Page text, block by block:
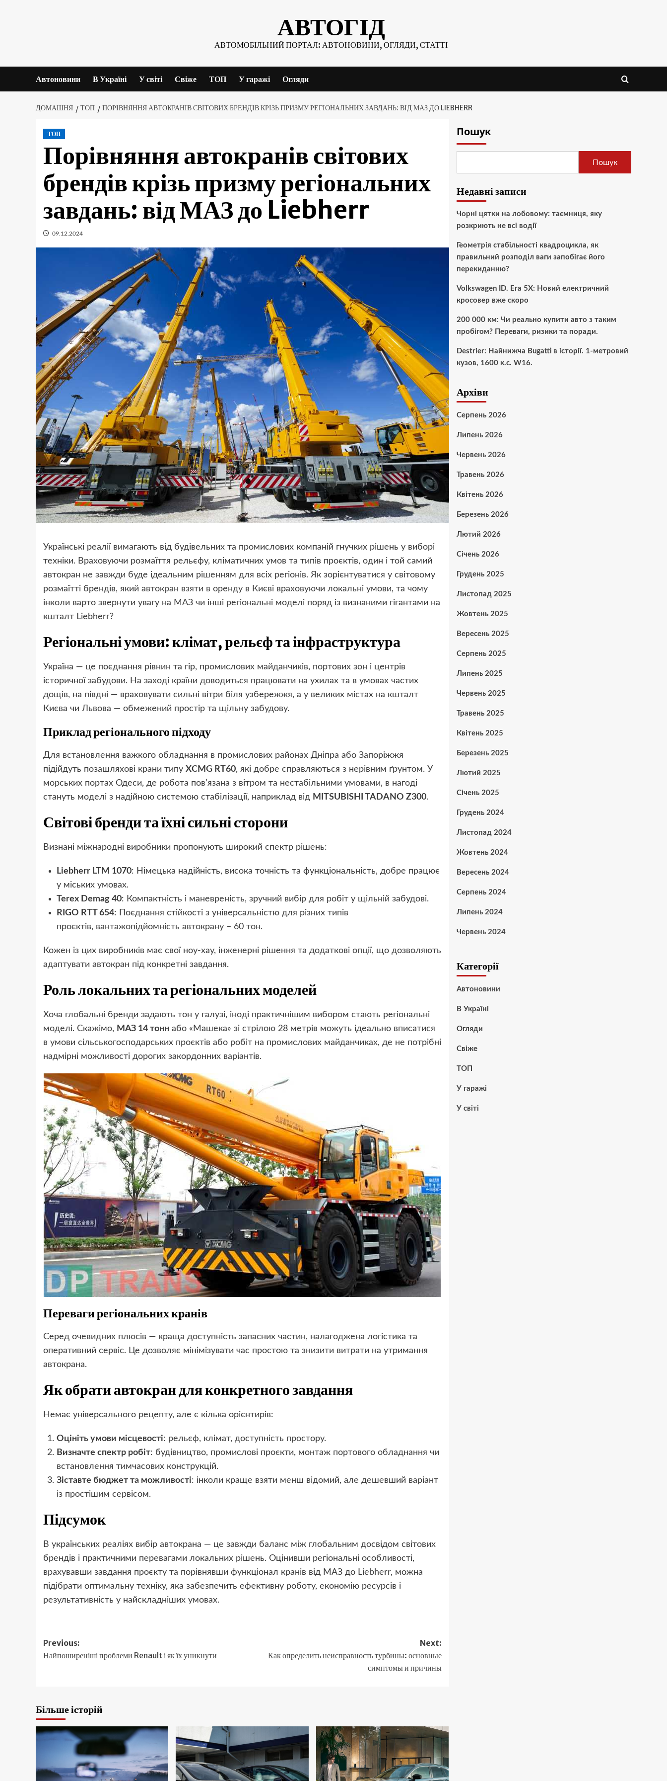
АВТОГІД
АВТОМОБІЛЬНИЙ ПОРТАЛ: АВТОНОВИНИ, ОГЛЯДИ, СТАТТІ
Автоновини В Україні У світі Свіже ТОП У гаражі Огляди
ДОМАШНЯ ТОП ПОРІВНЯННЯ АВТОКРАНІВ СВІТОВИХ БРЕНДІВ КРІЗЬ ПРИЗМУ РЕГІОНАЛЬНИХ ЗАВДАНЬ: ВІД МАЗ ДО LIEBHERR
ТОП
Порівняння автокранів світових
брендів крізь призму регіональних
завдань: від МАЗ до Liebherr
09.12.2024
Українські реалії вимагають від будівельних та промислових компаній гнучких рішень у виборі
техніки. Враховуючи розмаїття рельєфу, кліматичних умов та типів проєктів, один і той самий
автокран не завжди буде ідеальним рішенням для всіх регіонів. Як зорієнтуватися у світовому
розмаїтті брендів, який автокран взяти в оренду в Києві враховуючи локальні умови, та чому
інколи варто звернути увагу на МАЗ чи інші регіональні моделі поряд із визнаними гігантами на
кшталт Liebherr?
Регіональні умови: клімат, рельєф та інфраструктура
Україна — це поєднання рівнин та гір, промислових майданчиків, портових зон і центрів
історичної забудови. На заході країни доводиться працювати на ухилах та в умовах частих
дощів, на півдні — враховувати сильні вітри біля узбережжя, а у великих містах на кшталт
Києва чи Львова — обмежений простір та щільну забудову.
Приклад регіонального підходу
Для встановлення важкого обладнання в промислових районах Дніпра або Запоріжжя
підійдуть позашляхові крани типу XCMG RT60, які добре справляються з нерівним ґрунтом. У
морських портах Одеси, де робота пов’язана з вітром та нестабільними умовами, в нагоді
стануть моделі з надійною системою стабілізації, наприклад від MITSUBISHI TADANO Z300.
Світові бренди та їхні сильні сторони
Визнані міжнародні виробники пропонують широкий спектр рішень:
Liebherr LTM 1070: Німецька надійність, висока точність та функціональність, добре працює
у міських умовах.
Terex Demag 40: Компактність і маневреність, зручний вибір для робіт у щільній забудові.
RIGO RTT 654: Поєднання стійкості з універсальністю для різних типів
проєктів, вантажопідйомність автокрану – 60 тон.
Кожен із цих виробників має свої ноу-хау, інженерні рішення та додаткові опції, що дозволяють
адаптувати автокран під конкретні завдання.
Роль локальних та регіональних моделей
Хоча глобальні бренди задають тон у галузі, іноді практичнішим вибором стають регіональні
моделі. Скажімо, МАЗ 14 тонн або «Машека» зі стрілою 28 метрів можуть ідеально вписатися
в умови сільськогосподарських проєктів або робіт на промислових майданчиках, де не потрібні
надмірні можливості дорогих закордонних варіантів.
Переваги регіональних кранів
Серед очевидних плюсів — краща доступність запасних частин, налагоджена логістика та
оперативний сервіс. Це дозволяє мінімізувати час простою та знизити витрати на утримання
автокрана.
Як обрати автокран для конкретного завдання
Немає універсального рецепту, але є кілька орієнтирів:
Оцініть умови місцевості: рельєф, клімат, доступність простору.
Визначте спектр робіт: будівництво, промислові проєкти, монтаж портового обладнання чи
встановлення тимчасових конструкцій.
Зіставте бюджет та можливості: інколи краще взяти менш відомий, але дешевший варіант
із простішим сервісом.
Підсумок
В українських реаліях вибір автокрана — це завжди баланс між глобальним досвідом світових
брендів і практичними перевагами локальних рішень. Оцінивши регіональні особливості,
врахувавши завдання проєкту та порівнявши функціонал кранів від MАЗ до Liebherr, можна
підібрати оптимальну техніку, яка забезпечить ефективну роботу, економію ресурсів і
результативність у найскладніших умовах.
Post
navigation
Previous:
Найпоширеніші проблеми Renault і як їх уникнути
Next:
Как определить неисправность турбины: основные
симптомы и причины
Більше історій
Пошук
Пошук
Недавні записи
Чорні цятки на лобовому: таємниця, яку
розкриють не всі водії
Геометрія стабільності квадроцикла, як
правильний розподіл ваги запобігає його
перекиданню?
Volkswagen ID. Era 5X: Новий електричний
кросовер вже скоро
200 000 км: Чи реально купити авто з таким
пробігом? Переваги, ризики та поради.
Destrier: Найнижча Bugatti в історії. 1-метровий
кузов, 1600 к.с. W16.
Архіви
Серпень 2026
Липень 2026
Червень 2026
Травень 2026
Квітень 2026
Березень 2026
Лютий 2026
Січень 2026
Грудень 2025
Листопад 2025
Жовтень 2025
Вересень 2025
Серпень 2025
Липень 2025
Червень 2025
Травень 2025
Квітень 2025
Березень 2025
Лютий 2025
Січень 2025
Грудень 2024
Листопад 2024
Жовтень 2024
Вересень 2024
Серпень 2024
Липень 2024
Червень 2024
Категорії
Автоновини
В Україні
Огляди
Свіже
ТОП
У гаражі
У світі